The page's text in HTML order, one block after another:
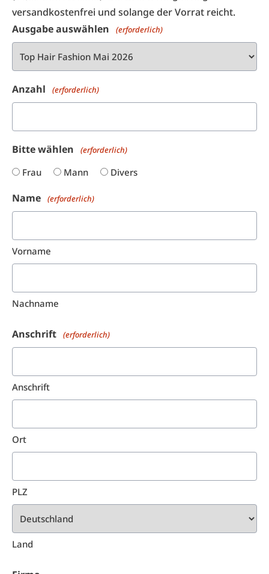
versandkostenfrei und solange der Vorrat reicht.
Ausgabe auswählen
(erforderlich)
Anzahl (erforderlich)
Bitte wählen (erforderlich)
Frau Mann Divers
Name (erforderlich)
Vorname
Nachname
Anschrift (erforderlich)
Anschrift
Ort
PLZ
Land